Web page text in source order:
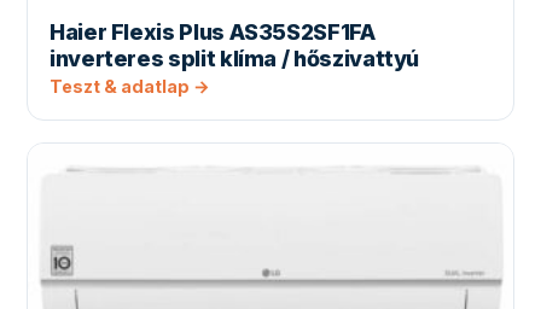
Haier Flexis Plus AS35S2SF1FA
inverteres split klíma / hőszivattyú
Teszt & adatlap →